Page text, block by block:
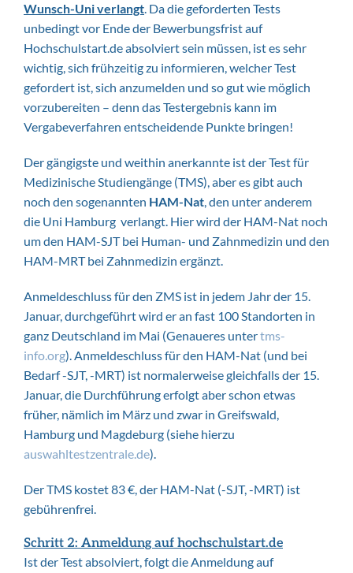
Wunsch-Uni verlangt. Da die geforderten Tests
unbedingt vor Ende der Bewerbungsfrist auf
Hochschulstart.de absolviert sein müssen, ist es sehr
wichtig, sich frühzeitig zu informieren, welcher Test
gefordert ist, sich anzumelden und so gut wie möglich
vorzubereiten – denn das Testergebnis kann im
Vergabeverfahren entscheidende Punkte bringen!
Der gängigste und weithin anerkannte ist der Test für
Medizinische Studiengänge (TMS), aber es gibt auch
noch den sogenannten HAM-Nat, den unter anderem
die Uni Hamburg verlangt. Hier wird der HAM-Nat noch
um den HAM-SJT bei Human- und Zahnmedizin und den
HAM-MRT bei Zahnmedizin ergänzt.
Anmeldeschluss für den ZMS ist in jedem Jahr der 15.
Januar, durchgeführt wird er an fast 100 Standorten in
ganz Deutschland im Mai (Genaueres untertms-
info.org). Anmeldeschluss für den HAM-Nat (und bei
Bedarf -SJT, -MRT) ist normalerweise gleichfalls der 15.
Januar, die Durchführung erfolgt aber schon etwas
früher, nämlich im März und zwar in Greifswald,
Hamburg und Magdeburg (siehe hierzu
auswahltestzentrale.de).
Der TMS kostet 83 €, der HAM-Nat (-SJT, -MRT) ist
gebührenfrei.
Schritt 2: Anmeldung auf hochschulstart.de
Ist der Test absolviert, folgt die Anmeldung auf